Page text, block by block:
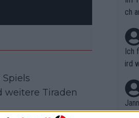
weitere Tiraden
ch
Ich
ird
r in
em